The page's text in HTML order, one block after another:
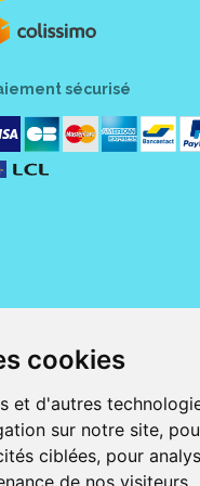
cookies
et d'autres
sur notre site,
ciblées, pour
de nos visiteurs.
sécurisé
Jeanne d' Harcourt, 80300 Albert.
ordonnance.
et iPod touch), ou sur Google Play
Bancontact, PayPal.